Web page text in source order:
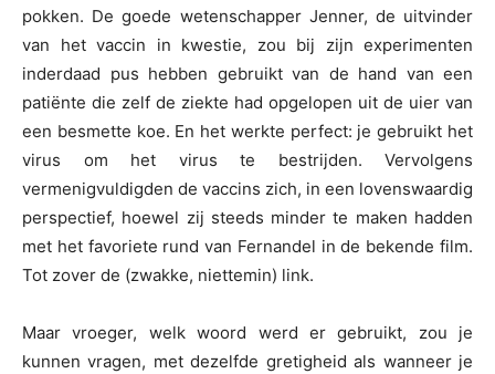
pokken. De goede wetenschapper Jenner, de uitvinder
van het vaccin in kwestie, zou bij zijn experimenten
inderdaad pus hebben gebruikt van de hand van een
patiënte die zelf de ziekte had opgelopen uit de uier van
een besmette koe. En het werkte perfect: je gebruikt het
virus om het virus te bestrijden. Vervolgens
vermenigvuldigden de vaccins zich, in een lovenswaardig
perspectief, hoewel zij steeds minder te maken hadden
met het favoriete rund van Fernandel in de bekende film.
Tot zover de (zwakke, niettemin) link.
Maar vroeger, welk woord werd er gebruikt, zou je
kunnen vragen, met dezelfde gretigheid als wanneer je